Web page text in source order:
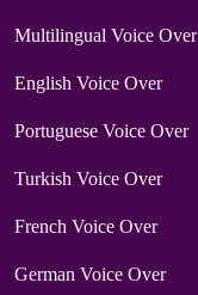
Multilingual Voice Over
English Voice Over
Portuguese Voice Over
Turkish Voice Over
French Voice Over
German Voice Over